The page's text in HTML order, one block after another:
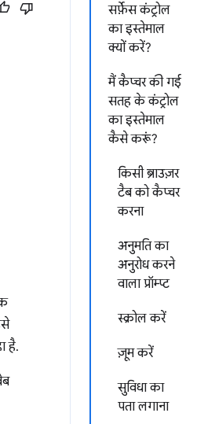
सर्फ़ेस कंट्रोल
का इस्तेमाल
क्यों करें?
मैं कैप्चर की गई
सतह के कंट्रोल
का इस्तेमाल
कैसे करूं?
किसी ब्राउज़र
टैब को कैप्चर
करना
अनुमति का
अनुरोध करने
वाला प्रॉम्प्ट
स्क्रोल करें
ज़ूम करें
सुविधा का
पता लगाना
है.